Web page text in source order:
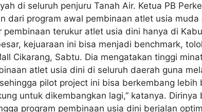
di seluruh penjuru Tanah Air. Ketua PB
dari program awal pembinaan atlet usia
pembinaan terukur atlet usia dini hanya di
kejuaraan ini bisa menjadi benchmark,
Cikarang, Sabtu. Dia mengatakan tinggi
atlet usia dini di seluruh daerah guna
pilot project ini bisa berkembang
untuk dikembangkan lagi,” katanya.
program pembinaan usia dini berjalan